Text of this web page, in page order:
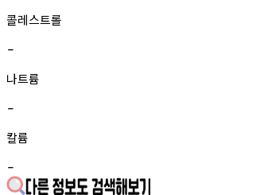
콜레스트롤
-
나트륨
-
칼륨
-